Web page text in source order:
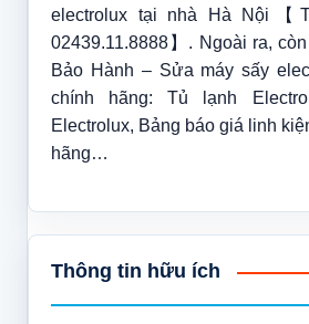
electrolux tại nhà Hà Nội【
02439.11.8888】. Ngoài ra,
Bảo Hành – Sửa máy sấy
chính hãng: Tủ lạnh
Electrolux, Bảng báo giá linh
hãng…
Thông tin hữu ích